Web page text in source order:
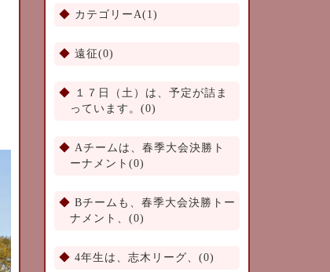
カテゴリーA(1)
遠征(0)
１７日（土）は、予定が詰ま
っています。(0)
Aチームは、春季大会決勝ト
ーナメント(0)
Bチームも、春季大会決勝トー
ナメント、(0)
4年生は、志木リーグ、(0)